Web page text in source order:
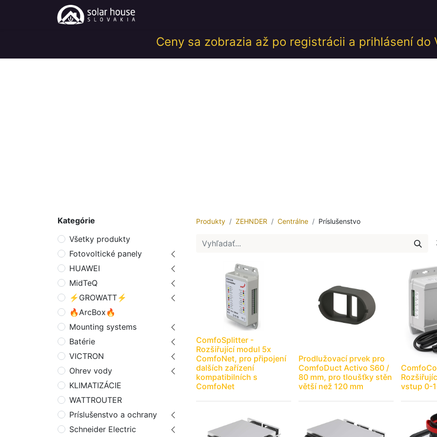
Ceny sa zobrazia až po registrácii a prihlásení do
Kategórie
Všetky produkty
Fotovoltické panely
HUAWEI
MidTeQ
⚡GROWATT⚡
🔥ArcBox🔥
Mounting systems
Batérie
VICTRON
Ohrev vody
KLIMATIZÁCIE
WATTROUTER
Príslušenstvo a ochrany
Schneider Electric
Produkty ZEHNDER Centrálne Príslušenstvo
ComfoSplitter -
Rozšiřující modul 5x
ComfoNet, pro připojení
dalších zařízení
kompatibilních s
ComfoNet
Prodlužovací prvek pro
ComfoDuct Activo S60 /
80 mm, pro tloušťky stěn
větší než 120 mm
vstup 0-